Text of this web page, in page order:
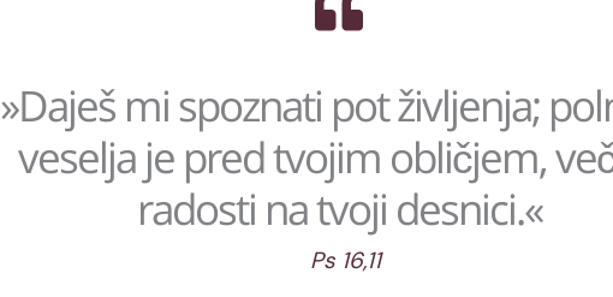
»Daješ mi spoznati pot življenja;
veselja je pred tvojim obličjem,
radosti na tvoji desnici.«
Ps 16,11